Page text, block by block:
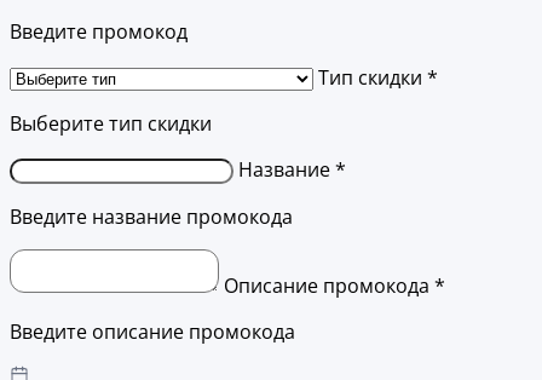
Введите промокод
Тип скидки *
Выберите тип скидки
Название *
Введите название промокода
Описание промокода *
Введите описание промокода